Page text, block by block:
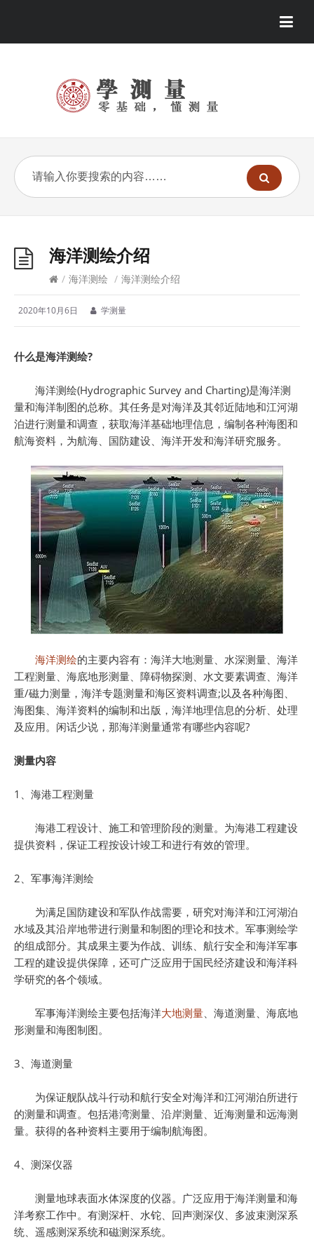
海洋测绘介绍
/ 海洋测绘 / 海洋测绘介绍
2020年10月6日 学测量
什么是海洋测绘?
海洋测绘(Hydrographic Survey and Charting)是海洋测
量和海洋制图的总称。其任务是对海洋及其邻近陆地和江河湖
泊进行测量和调查，获取海洋基础地理信息，编制各种海图和
航海资料，为航海、国防建设、海洋开发和海洋研究服务。
海洋测绘的主要内容有：海洋大地测量、水深测量、海洋
工程测量、海底地形测量、障碍物探测、水文要素调查、海洋
重/磁力测量，海洋专题测量和海区资料调查;以及各种海图、
海图集、海洋资料的编制和出版，海洋地理信息的分析、处理
及应用。闲话少说，那海洋测量通常有哪些内容呢?
测量内容
1、海港工程测量
海港工程设计、施工和管理阶段的测量。为海港工程建设
提供资料，保证工程按设计竣工和进行有效的管理。
2、军事海洋测绘
为满足国防建设和军队作战需要，研究对海洋和江河湖泊
水域及其沿岸地带进行测量和制图的理论和技术。军事测绘学
的组成部分。其成果主要为作战、训练、航行安全和海洋军事
工程的建设提供保障，还可广泛应用于国民经济建设和海洋科
学研究的各个领域。
军事海洋测绘主要包括海洋大地测量、海道测量、海底地
形测量和海图制图。
3、海道测量
为保证舰队战斗行动和航行安全对海洋和江河湖泊所进行
的测量和调查。包括港湾测量、沿岸测量、近海测量和远海测
量。获得的各种资料主要用于编制航海图。
4、测深仪器
测量地球表面水体深度的仪器。广泛应用于海洋测量和海
洋考察工作中。有测深杆、水铊、回声测深仪、多波束测深系
统、遥感测深系统和磁测深系统。